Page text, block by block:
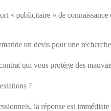
« publicitaire » de
un devis pour une
qui vous protège des
?
la réponse est